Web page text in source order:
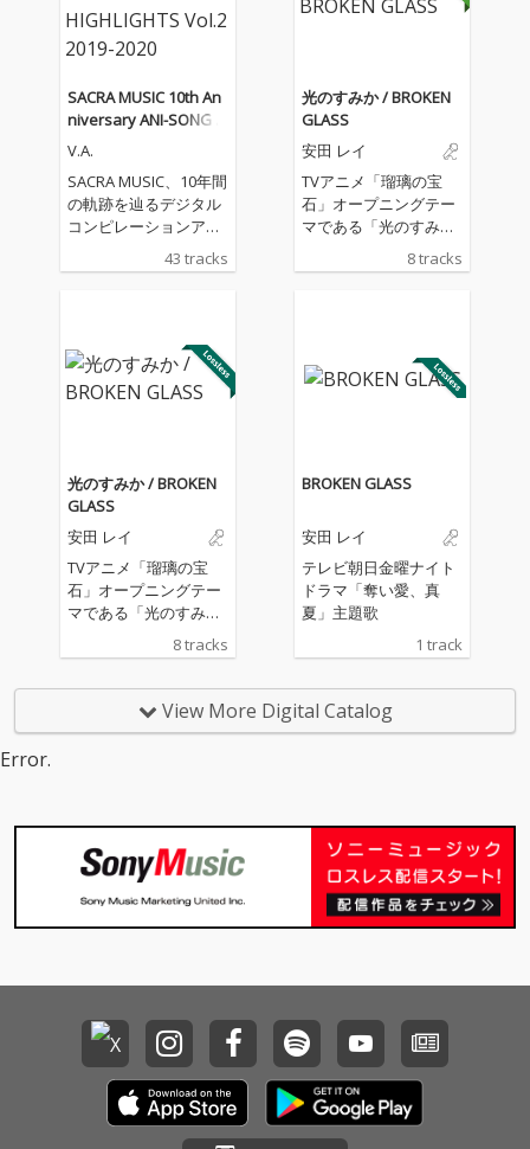
SACRA MUSIC 10th An
niversary ANI-SONG H
IGHLIGHTS Vol.2 2019-
V.A.
SACRA MUSIC、10年間
の軌跡を辿るデジタル
コンピレーションアル
弾となる「SACRA MUS
コンピレーションアル
バムのジャケットに
は、SACRA MUSICのマ
ラストをレーベル設立
当初から手掛けてきた
イラストレーター・Mi
ka Pikazo氏による、
新規描きおろしの「SA
CRAちゃん」イラスト
を起用。
43 tracks
光のすみか / BROKEN
GLASS
安田 レイ
TVアニメ「瑠璃の宝
石」オープニングテー
マである「光のすみ
か」と新曲「BROKEN
GLASS」を収録
8 tracks
光のすみか / BROKEN
GLASS
安田 レイ
TVアニメ「瑠璃の宝
石」オープニングテー
マである「光のすみ
か」と新曲「BROKEN
GLASS」を収録
8 tracks
BROKEN GLASS
安田 レイ
テレビ朝日金曜ナイト
ドラマ「奪い愛、真
夏」主題歌
1 track
View More Digital Catalog
Error.